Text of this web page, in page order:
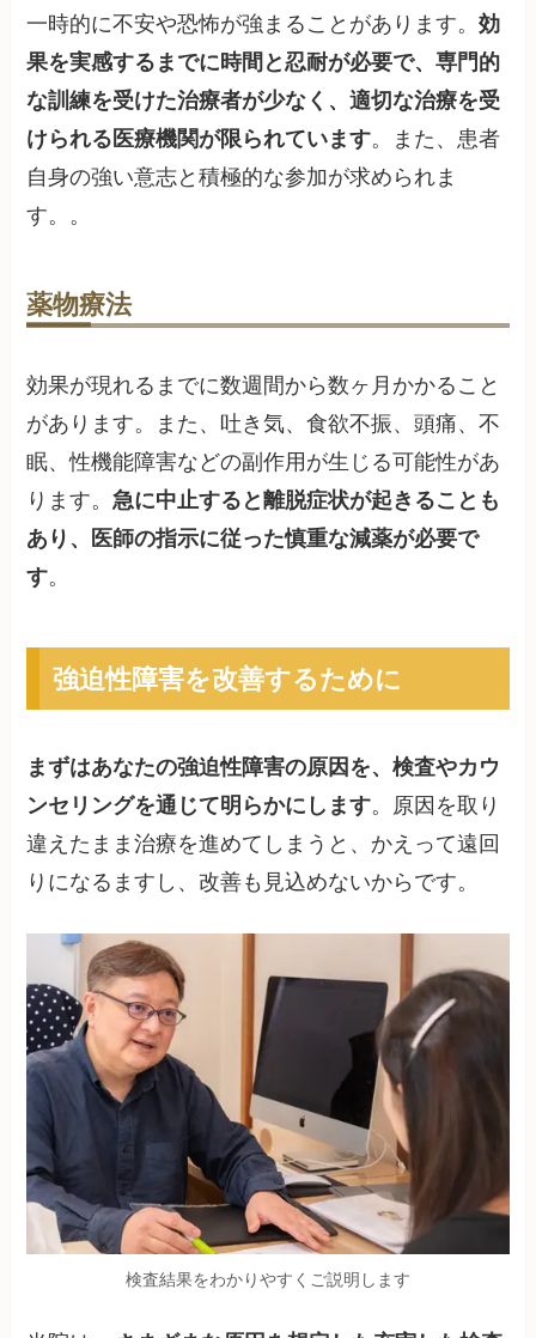
一時的に不安や恐怖が強まることがあります。効
果を実感するまでに時間と忍耐が必要で、専門的
な訓練を受けた治療者が少なく、適切な治療を受
けられる医療機関が限られています。また、患者
自身の強い意志と積極的な参加が求められま
す。。
薬物療法
効果が現れるまでに数週間から数ヶ月かかること
があります。また、吐き気、食欲不振、頭痛、不
眠、性機能障害などの副作用が生じる可能性があ
ります。急に中止すると離脱症状が起きることも
あり、医師の指示に従った慎重な減薬が必要で
す。
強迫性障害を改善するために
まずはあなたの強迫性障害の原因を、検査やカウ
ンセリングを通じて明らかにします。原因を取り
違えたまま治療を進めてしまうと、かえって遠回
りになるますし、改善も見込めないからです。
検査結果をわかりやすくご説明します